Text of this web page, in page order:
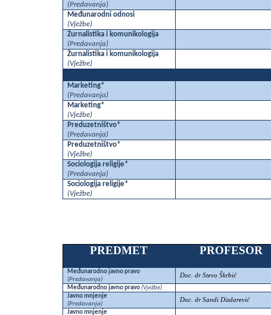
(Predavanja)
Međunarodni odnosi
(Vježbe)
Žurnalistika i komunikologija
(Predavanja)
Žurnalistika i komunikologija
(Vježbe)
Marketing*
(Predavanja)
Marketing*
(Vježbe)
Preduzetništvo*
(Predavanja)
Preduzetništvo*
(Vježbe)
Sociologija religije*
(Predavanja)
Sociologija religije*
(Vježbe)
PREDMET
PROFESOR
Međunarodno javno pravo
(Predavanja)
Doc. dr Stevo Škrbić
Međunarodno javno pravo(Vježbe)
Javno mnjenje
(Predavanja)
Doc. dr Sandi Dizdarević
Javno mnjenje